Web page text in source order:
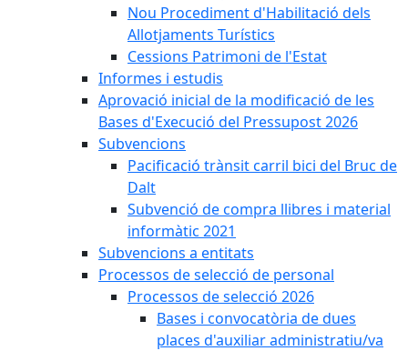
Nou Procediment d'Habilitació dels
Allotjaments Turístics
Cessions Patrimoni de l'Estat
Informes i estudis
Aprovació inicial de la modificació de les
Bases d'Execució del Pressupost 2026
Subvencions
Pacificació trànsit carril bici del Bruc de
Dalt
Subvenció de compra llibres i material
informàtic 2021
Subvencions a entitats
Processos de selecció de personal
Processos de selecció 2026
Bases i convocatòria de dues
places d'auxiliar administratiu/va